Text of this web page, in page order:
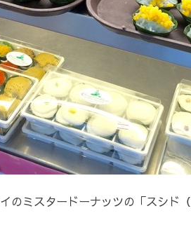
ミスタードーナッツの「スシド